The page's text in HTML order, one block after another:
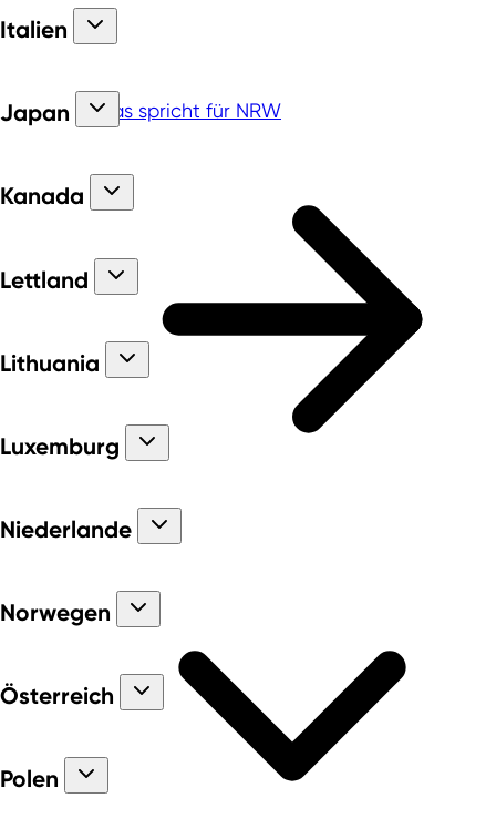
Das spricht für NRW
Italien
Japan
Kanada
Lettland
Lithuania
Luxemburg
Niederlande
Norwegen
Österreich
Polen